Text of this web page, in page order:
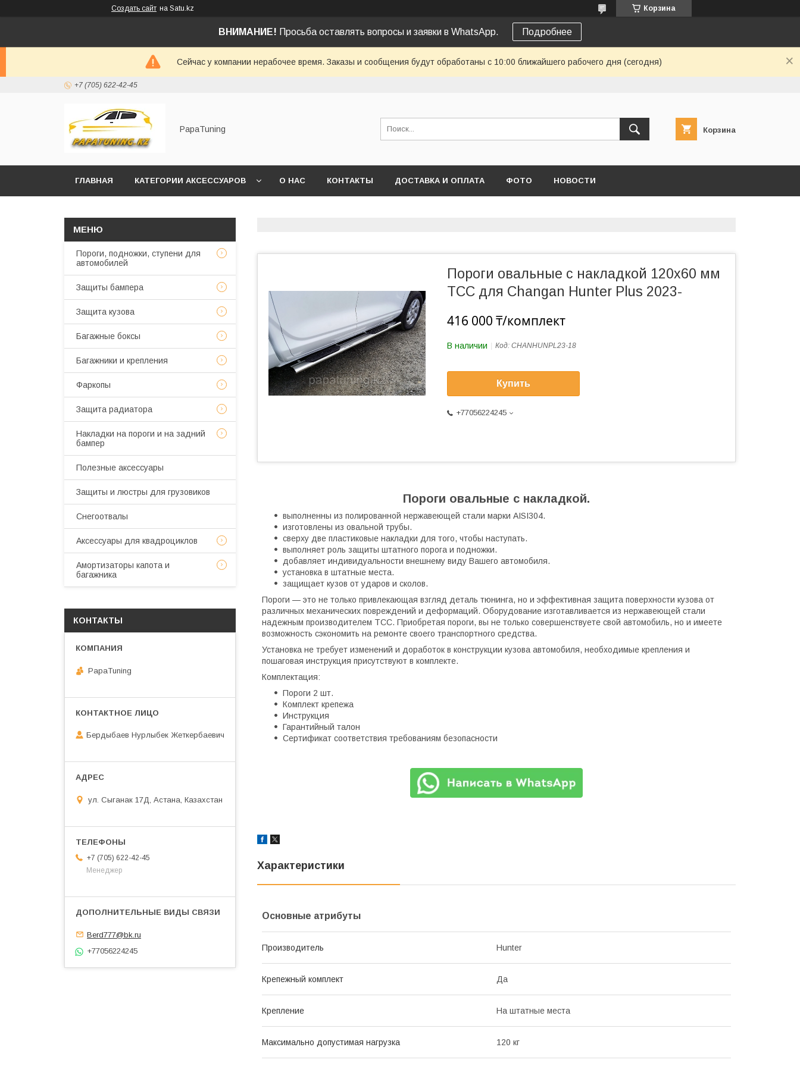
Создать сайт на Satu.kz Корзина
ВНИМАНИЕ! Просьба оставлять вопросы и заявки в WhatsApp. Подробнее
Сейчас у компании нерабочее время. Заказы и сообщения будут обработаны с 10:00 ближайшего рабочего дня (сегодня)
+7 (705) 622-42-45
PapaTuning Корзина
ГЛАВНАЯ КАТЕГОРИИ АКСЕССУАРОВ О НАС КОНТАКТЫ ДОСТАВКА И ОПЛАТА ФОТО НОВОСТИ
Пороги овальные с накладкой 120х60 мм
ТСС для Changan Hunter Plus 2023-
416 000 ₸/комплект
В наличии Код: CHANHUNPL23-18
Купить
+77056224245
Пороги овальные с накладкой.
выполненны из полированной нержавеющей стали марки AISI304.
изготовлены из овальной трубы.
сверху две пластиковые накладки для того, чтобы наступать.
выполняет роль защиты штатного порога и подножки.
добавляет индивидуальности внешнему виду Вашего автомобиля.
установка в штатные места.
защищает кузов от ударов и сколов.
Пороги — это не только привлекающая взгляд деталь тюнинга, но и эффективная защита поверхности кузова от
различных механических повреждений и деформаций. Оборудование изготавливается из нержавеющей стали
надежным производителем ТСС. Приобретая пороги, вы не только совершенствуете свой автомобиль, но и имеете
возможность сэкономить на ремонте своего транспортного средства.
Установка не требует изменений и доработок в конструкции кузова автомобиля, необходимые крепления и
пошаговая инструкция присутствуют в комплекте.
Комплектация:
Пороги 2 шт.
Комплект крепежа
Инструкция
Гарантийный талон
Сертификат соответствия требованиям безопасности
Характеристики
Основные атрибуты
Производитель Hunter
Крепежный комплект Да
Крепление На штатные места
Максимально допустимая нагрузка 120 кг
Пороги, подножки, ступени для
автомобилей
Защиты бампера
Защита кузова
Багажные боксы
Багажники и крепления
Фаркопы
Защита радиатора
Накладки на пороги и на задний
бампер
Полезные аксессуары
Защиты и люстры для грузовиков
Снегоотвалы
Аксессуары для квадроциклов
Амортизаторы капота и
багажника
КОНТАКТЫ
PapaTuning
Бердыбаев Нурлыбек Жеткербаевич
ул. Сыганак 17Д, Астана, Казахстан
+7 (705) 622-42-45
Менеджер
Berd777@bk.ru
+77056224245